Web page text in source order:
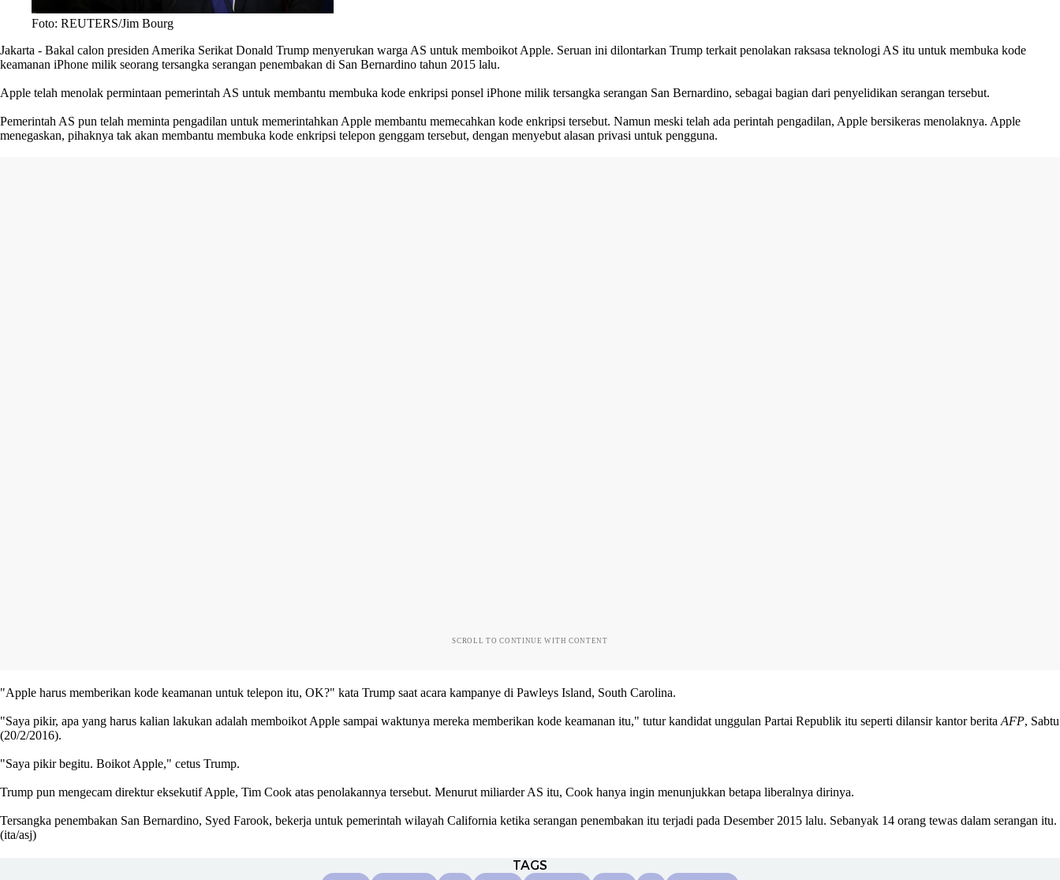
Foto: REUTERS/Jim Bourg
Jakarta - Bakal calon presiden Amerika Serikat Donald Trump menyerukan warga AS untuk memboikot Apple. Seruan ini dilontarkan Trump terkait penolakan raksasa teknologi AS itu untuk membuka kode
keamanan iPhone milik seorang tersangka serangan penembakan di San Bernardino tahun 2015 lalu.
Apple telah menolak permintaan pemerintah AS untuk membantu membuka kode enkripsi ponsel iPhone milik tersangka serangan San Bernardino, sebagai bagian dari penyelidikan serangan tersebut.
Pemerintah AS pun telah meminta pengadilan untuk memerintahkan Apple membantu memecahkan kode enkripsi tersebut. Namun meski telah ada perintah pengadilan, Apple bersikeras menolaknya. Apple
menegaskan, pihaknya tak akan membantu membuka kode enkripsi telepon genggam tersebut, dengan menyebut alasan privasi untuk pengguna.
SCROLL TO CONTINUE WITH CONTENT
"Apple harus memberikan kode keamanan untuk telepon itu, OK?" kata Trump saat acara kampanye di Pawleys Island, South Carolina.
"Saya pikir, apa yang harus kalian lakukan adalah memboikot Apple sampai waktunya mereka memberikan kode keamanan itu," tutur kandidat unggulan Partai Republik itu seperti dilansir kantor berita AFP, Sabtu
(20/2/2016).
"Saya pikir begitu. Boikot Apple," cetus Trump.
Trump pun mengecam direktur eksekutif Apple, Tim Cook atas penolakannya tersebut. Menurut miliarder AS itu, Cook hanya ingin menunjukkan betapa liberalnya dirinya.
Tersangka penembakan San Bernardino, Syed Farook, bekerja untuk pemerintah wilayah California ketika serangan penembakan itu terjadi pada Desember 2015 lalu. Sebanyak 14 orang tewas dalam serangan itu.
(ita/asj)
TAGS